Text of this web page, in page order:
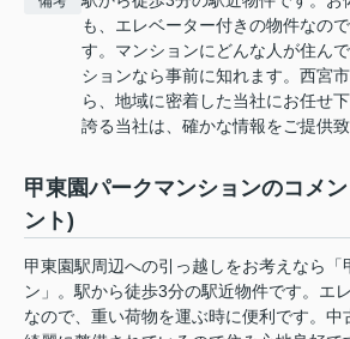
も、エレベーター付きの物件なの
す。マンションにどんな人が住ん
ションなら事前に知れます。西宮
ら、地域に密着した当社にお任せ
誇る当社は、確かな情報をご提供致
甲東園パークマンションのコメ
ント)
甲東園駅周辺への引っ越しをお考えなら「
ン」。駅から徒歩3分の駅近物件です。エ
なので、重い荷物を運ぶ時に便利です。中